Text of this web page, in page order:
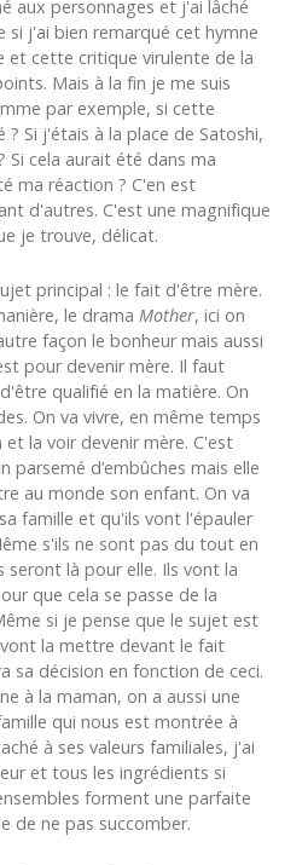
aux personnages et j'ai lâché
si j'ai bien remarqué cet hymne
et cette critique virulente de la
Mais à la fin je me suis
par exemple, si cette
Si j'étais à la place de Satoshi,
Si cela aurait été dans ma
ma réaction ? C'en est
d'autres. C'est une magnifique
je trouve, délicat.
principal : le fait d'être mère.
le drama Mother, ici on
façon le bonheur mais aussi
pour devenir mère. Il faut
qualifié en la matière. On
On va vivre, en même temps
la voir devenir mère. C'est
parsemé d’embûches mais elle
au monde son enfant. On va
famille et qu'ils vont l'épauler
s'ils ne sont pas du tout en
seront là pour elle. Ils vont la
que cela se passe de la
si je pense que le sujet est
la mettre devant le fait
sa décision en fonction de ceci.
à la maman, on a aussi une
qui nous est montrée à
à ses valeurs familiales, j'ai
et tous les ingrédients si
forment une parfaite
de ne pas succomber.